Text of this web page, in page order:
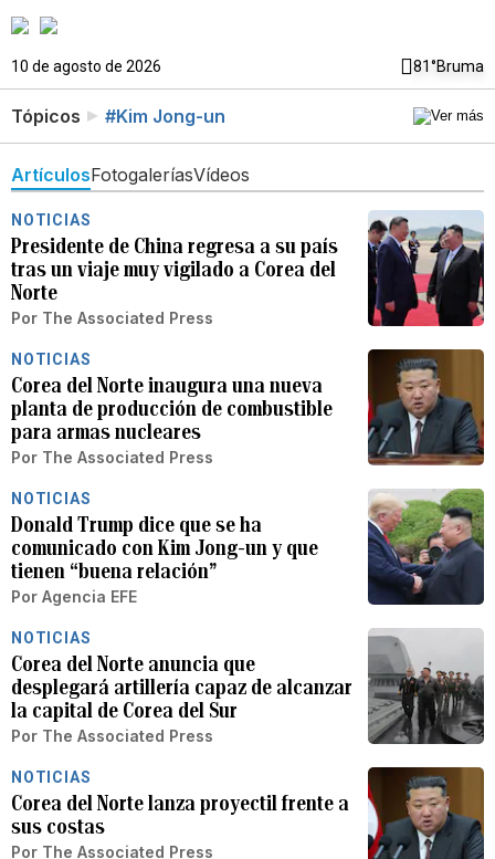
10 de agosto de 2026 81°Bruma
Tópicos #Kim Jong-un
ArtículosFotogaleríasVídeos
NOTICIAS
Presidente de China regresa a su país
tras un viaje muy vigilado a Corea del
Norte
Por The Associated Press
NOTICIAS
Corea del Norte inaugura una nueva
planta de producción de combustible
para armas nucleares
Por The Associated Press
NOTICIAS
Donald Trump dice que se ha
comunicado con Kim Jong-un y que
tienen “buena relación”
Por Agencia EFE
NOTICIAS
Corea del Norte anuncia que
desplegará artillería capaz de alcanzar
la capital de Corea del Sur
Por The Associated Press
NOTICIAS
Corea del Norte lanza proyectil frente a
sus costas
Por The Associated Press